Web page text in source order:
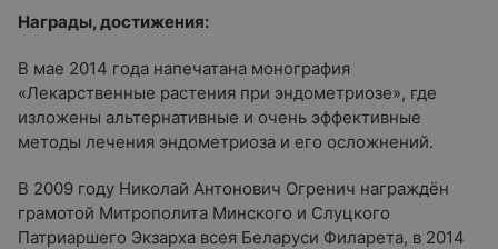
Награды, достижения:
В мае 2014 года напечатана монография
«Лекарственные растения при эндометриозе», где
изложены альтернативные и очень эффективные
методы лечения эндометриоза и его осложнений.
В 2009 году Николай Антонович Огренич награждён
грамотой Митрополита Минского и Слуцкого
Патриаршего Экзарха всея Беларуси Филарета, в 2014